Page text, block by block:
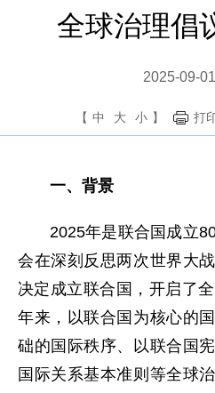
全球治理倡
2025-09-
【 中 大 小 】 打
一、背景
2025年是联合国成立
会在深刻反思两次世界大
决定成立联合国，开启了
年来，以联合国为核心的
础的国际秩序、以联合国
国际关系基本准则等全球